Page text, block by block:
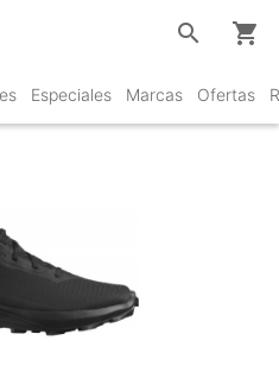
Especiales Marcas Ofertas
search shopping_cart